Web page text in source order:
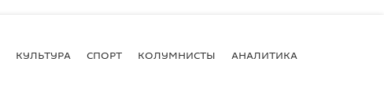
КУЛЬТУРА СПОРТ КОЛУМНИСТЫ АНАЛИТИКА